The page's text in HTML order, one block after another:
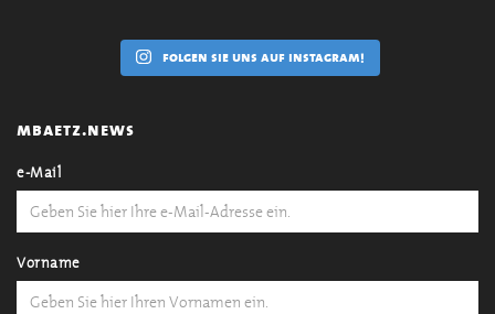
folgen sie uns auf instagram!
mbaetz.news
e-Mail
Vorname